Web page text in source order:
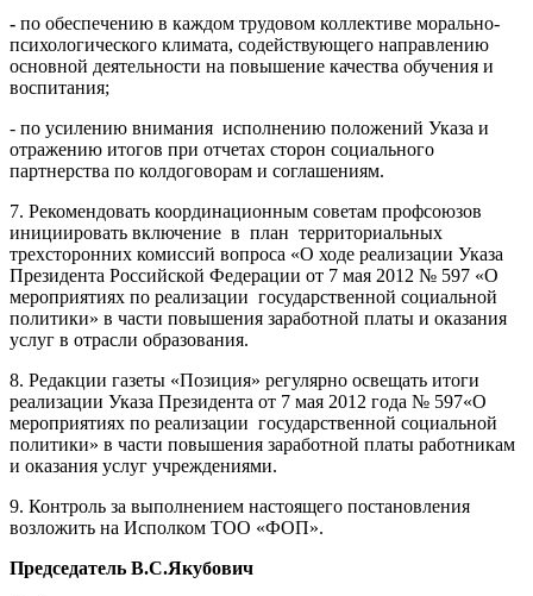
- по обеспечению в каждом трудовом коллективе морально-
психологического климата, содействующего направлению
основной деятельности на повышение качества обучения и
воспитания;
- по усилению внимания исполнению положений Указа и
отражению итогов при отчетах сторон социального
партнерства по колдоговорам и соглашениям.
7. Рекомендовать координационным советам профсоюзов
инициировать включение в план территориальных
трехсторонних комиссий вопроса «О ходе реализации Указа
Президента Российской Федерации от 7 мая 2012 № 597 «О
мероприятиях по реализации государственной социальной
политики» в части повышения заработной платы и оказания
услуг в отрасли образования.
8. Редакции газеты «Позиция» регулярно освещать итоги
реализации Указа Президента от 7 мая 2012 года № 597«О
мероприятиях по реализации государственной социальной
политики» в части повышения заработной платы работникам
и оказания услуг учреждениями.
9. Контроль за выполнением настоящего постановления
возложить на Исполком ТОО «ФОП».
Председатель В.С.Якубович